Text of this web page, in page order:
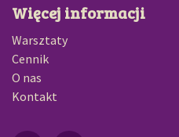
Więcej informacji
Warsztaty
Cennik
O nas
Kontakt